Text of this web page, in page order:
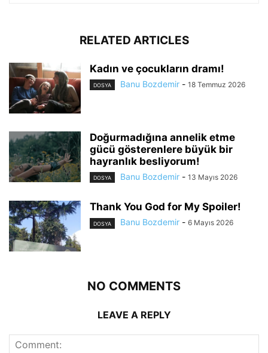
RELATED ARTICLES
Kadın ve çocukların dramı!
DOSYA Banu Bozdemir - 18 Temmuz 2026
Doğurmadığına annelik etme
gücü gösterenlere büyük bir
hayranlık besliyorum!
DOSYA Banu Bozdemir - 13 Mayıs 2026
Thank You God for My Spoiler!
DOSYA Banu Bozdemir - 6 Mayıs 2026
NO COMMENTS
LEAVE A REPLY